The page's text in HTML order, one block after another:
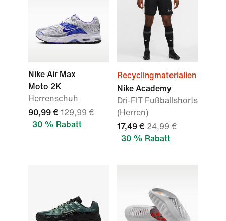
Nike Air Max
Moto 2K
Herrenschuh
90,99 € 129,99 €
30 % Rabatt
Recyclingmaterialien
Nike Academy
Dri-FIT Fußballshorts
(Herren)
17,49 € 24,99 €
30 % Rabatt